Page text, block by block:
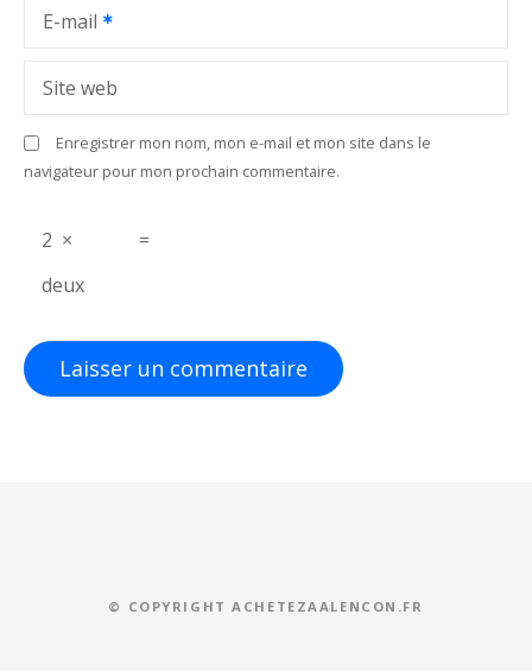
t
i
E-mail
Site web
Enregistrer mon nom, mon e-mail et mon site dans le
navigateur pour mon prochain commentaire.
2 ×
=
deux
© COPYRIGHT ACHETEZAALENCON.FR